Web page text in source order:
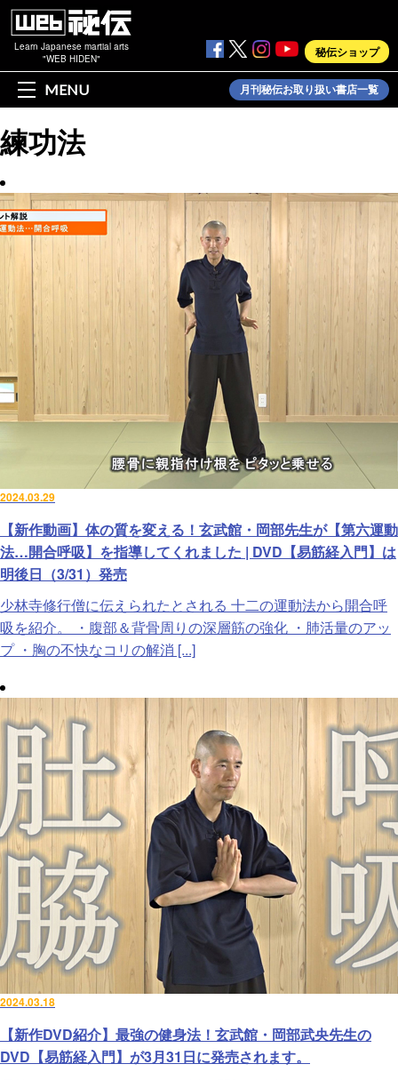
Learn Japanese martial arts
"WEB HIDEN"
秘伝ショップ
MENU 月刊秘伝お取り扱い書店一覧
練功法
2024.03.29
【新作動画】体の質を変える！玄武館・岡部先生が【第六運動
法…開合呼吸】を指導してくれました | DVD【易筋経入門】は
明後日（3/31）発売
少林寺修行僧に伝えられたとされる 十二の運動法から開合呼
吸を紹介。 ・腹部＆背骨周りの深層筋の強化 ・肺活量のアッ
プ ・胸の不快なコリの解消 [...]
2024.03.18
【新作DVD紹介】最強の健身法！玄武館・岡部武央先生の
DVD【易筋経入門】が3月31日に発売されます。